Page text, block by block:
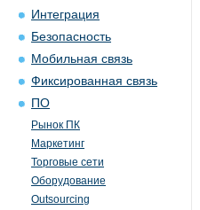
Интеграция
Безопасность
Мобильная связь
Фиксированная связь
ПО
Рынок ПК
Маркетинг
Торговые сети
Оборудование
Outsourcing